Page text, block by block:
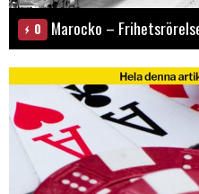
0 Marocko –